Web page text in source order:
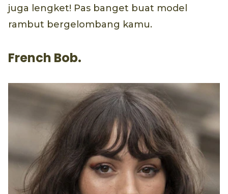
juga lengket! Pas banget buat model
rambut bergelombang kamu.
French Bob.